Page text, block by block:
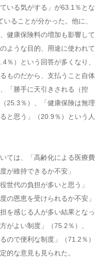
いる気がする」が63.1％とな
ることが分かった。他に、
健康保険料の増加も影響して
ような目的、用途に使われて
％）という回答が多くなり、
ものだから、支払うこと自体
「勝手に天引きされる（控
25.3％）、「健康保険は無理
と思う」（20.9％）という人
ては、「高齢化による医療費
が維持できるか不安」
世代の負担が多いと思う」
の恩恵を受けられるか不安」
を感じる人が多い結果となっ
がよい制度」（75.2％）、
ので便利な制度」（71.2％）
的な意見も見られた。